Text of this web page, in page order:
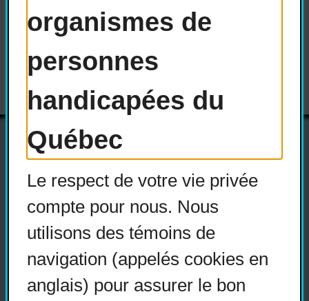
organismes de
personnes
handicapées du
Québec
Le respect de votre vie privée
compte pour nous. Nous
utilisons des témoins de
navigation (appelés cookies en
anglais) pour assurer le bon
Lisez la version complète du
document :Avis COPHAN –
Chiens d’assistance
Actualités
Devenir membre
Nous joindre
Nous recrutons